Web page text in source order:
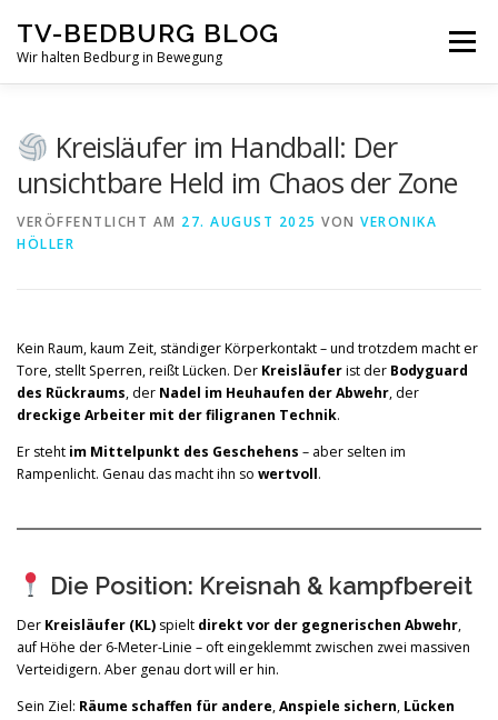
Inhalt
springen
TV-BEDBURG BLOG
Wir halten Bedburg in Bewegung
Menü
SPIELE-KALENDER
UNSERE HANDBALL TEAMS IM ÜBERBLICK
Kreisläufer im Handball: Der
unsichtbare Held im Chaos der Zone
VERÖFFENTLICHT AM 27. AUGUST 2025 VON VERONIKA
HÖLLER
Kein Raum, kaum Zeit, ständiger Körperkontakt – und trotzdem macht er
Tore, stellt Sperren, reißt Lücken. Der Kreisläuferist der Bodyguard
des Rückraums, der Nadel im Heuhaufen der Abwehr, der
dreckige Arbeiter mit der filigranen Technik.
Er steht im Mittelpunkt des Geschehens – aber selten im
Rampenlicht. Genau das macht ihn so wertvoll.
Die Position: Kreisnah & kampfbereit
Der Kreisläufer (KL) spielt direkt vor der gegnerischen Abwehr,
auf Höhe der 6-Meter-Linie – oft eingeklemmt zwischen zwei massiven
Verteidigern. Aber genau dort will er hin.
Sein Ziel: Räume schaffen für andere,Anspiele sichern, Lücken